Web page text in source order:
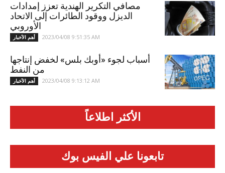
مصافي التكرير الهندية تعزز إمدادات
الديزل ووقود الطائرات إلى الاتحاد
الأوروبي
أهم الأخبار 2023/04/08 9:51:35 AM
أسباب لجوء «أوبك بلس» لخفض إنتاجها
من النفط
أهم الأخبار 2023/04/08 9:13:12 AM
الأكثر اطلاعاً
تابعونا علي الفيس بوك